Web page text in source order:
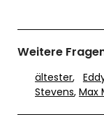
Weitere
ältester,
Stevens, Max